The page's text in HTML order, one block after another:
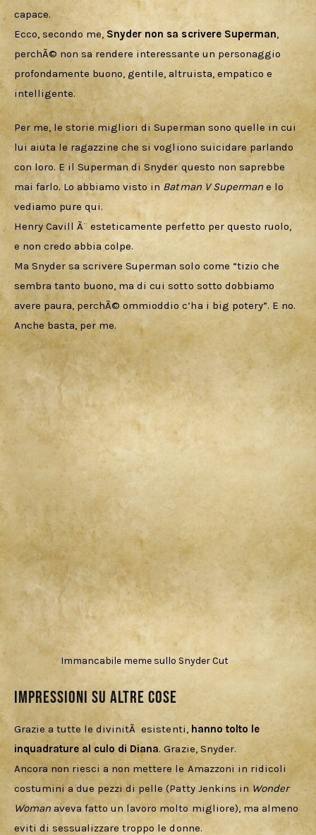
capace.
Ecco, secondo me, Snyder non sa scrivere Superman,
perchÃ© non sa rendere interessante un personaggio
profondamente buono, gentile, altruista, empatico e
intelligente.
Per me, le storie migliori di Superman sono quelle in cui
lui aiuta le ragazzine che si vogliono suicidare parlando
con loro. E il Superman di Snyder questo non saprebbe
mai farlo. Lo abbiamo visto in Batman V Superman e lo
vediamo pure qui.
Henry Cavill Ã¨ esteticamente perfetto per questo ruolo,
e non credo abbia colpe.
Ma Snyder sa scrivere Superman solo come “tizio che
sembra tanto buono, ma di cui sotto sotto dobbiamo
avere paura, perchÃ© ommioddio c’ha i big potery”. E no.
Anche basta, per me.
Immancabile meme sullo Snyder Cut
Impressioni su altre cose
Grazie a tutte le divinitÃ  esistenti, hanno tolto le
inquadrature al culo di Diana. Grazie, Snyder.
Ancora non riesci a non mettere le Amazzoni in ridicoli
costumini a due pezzi di pelle (Patty Jenkins in Wonder
Woman aveva fatto un lavoro molto migliore), ma almeno
eviti di sessualizzare troppo le donne.